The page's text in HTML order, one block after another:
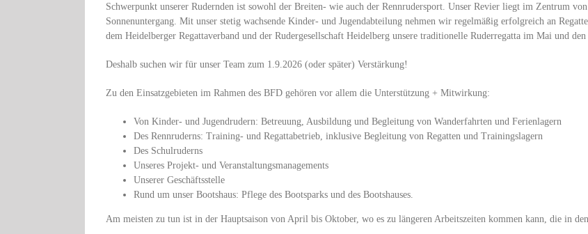
Schwerpunkt unserer Rudernden ist sowohl der Breiten- wie auch der Rennrudersport. Unser Revier liegt im Zentrum
Sonnenuntergang. Mit unser stetig wachsende Kinder- und Jugendabteilung nehmen wir regelmäßig erfolgreich an
dem Heidelberger Regattaverband und der Rudergesellschaft Heidelberg unsere traditionelle Ruderregatta im Mai und
Deshalb suchen wir für unser Team zum 1.9.2026 (oder später) Verstärkung!
Zu den Einsatzgebieten im Rahmen des BFD gehören vor allem die Unterstützung + Mitwirkung:
Von Kinder- und Jugendrudern: Betreuung, Ausbildung und Begleitung von Wanderfahrten und Ferienlagern
Des Rennruderns: Training- und Regattabetrieb, inklusive Begleitung von Regatten und Trainingslagern
Des Schulruderns
Unseres Projekt- und Veranstaltungsmanagements
Unserer Geschäftsstelle
Rund um unser Bootshaus: Pflege des Bootsparks und des Bootshauses.
Am meisten zu tun ist in der Hauptsaison von April bis Oktober, wo es zu längeren Arbeitszeiten kommen kann, die in